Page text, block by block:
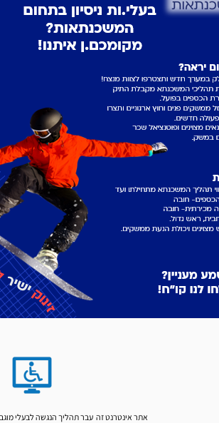
אתר אינטרנט זה עבר תהליך הנגשה לבעלי